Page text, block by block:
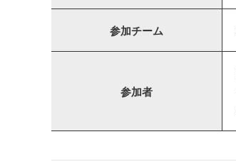
参加チーム
参加者